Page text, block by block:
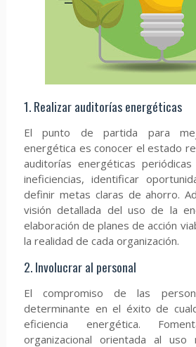
1. Realizar auditorías energéticas
El punto de partida para
energética es conocer el estado
auditorías energéticas
ineficiencias, identificar
definir metas claras de ahorro.
visión detallada del uso de la
elaboración de planes de acción
la realidad de cada organización.
2. Involucrar al personal
El compromiso de las
determinante en el éxito de
eficiencia energética.
organizacional orientada al uso